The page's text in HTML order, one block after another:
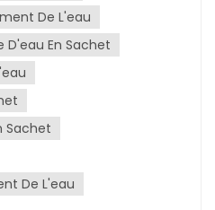
et en rationalisant le
peuvent réduire leurs frais
rentabilité. Ces
la qualité des
avancées de
chaque sachet est
de manière
la fraîcheur et la pureté
à eau
des matériaux
De L'eau
D'eau En Sachet
Sachet
De L'eau